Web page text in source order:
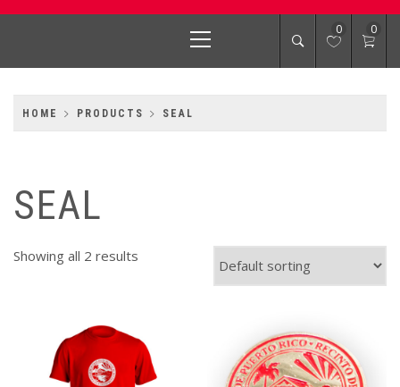
MI IUPI SHOP
University of Puerto Rico-Rio Piedras Campus
Menu
0 0
HOME PRODUCTS SEAL
SEAL
Showing all 2 results